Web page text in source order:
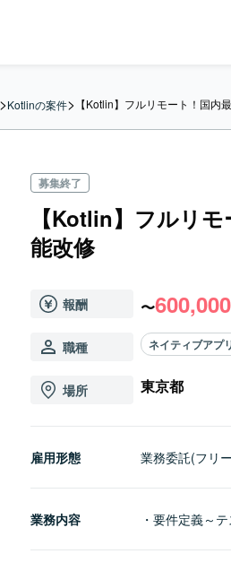
>Kotlinの案件> 【Kotlin】フルリモート！国内
募集終了
【Kotlin】フルリ
能改修
報酬 〜600,000
職種 ネイティブアプ
場所 東京都
雇用形態 業務委託(フリ
業務内容 ・要件定義～テ